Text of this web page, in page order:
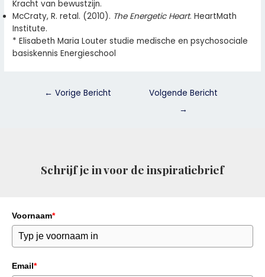
Kracht van bewustzijn.
McCraty, R. retal. (2010). The Energetic Heart. HeartMath
Institute.
* Elisabeth Maria Louter studie medische en psychosociale
basiskennis Energieschool
← Vorige Bericht
Volgende Bericht
→
Schrijf je in voor de inspiratiebrief
Voornaam*
Email*